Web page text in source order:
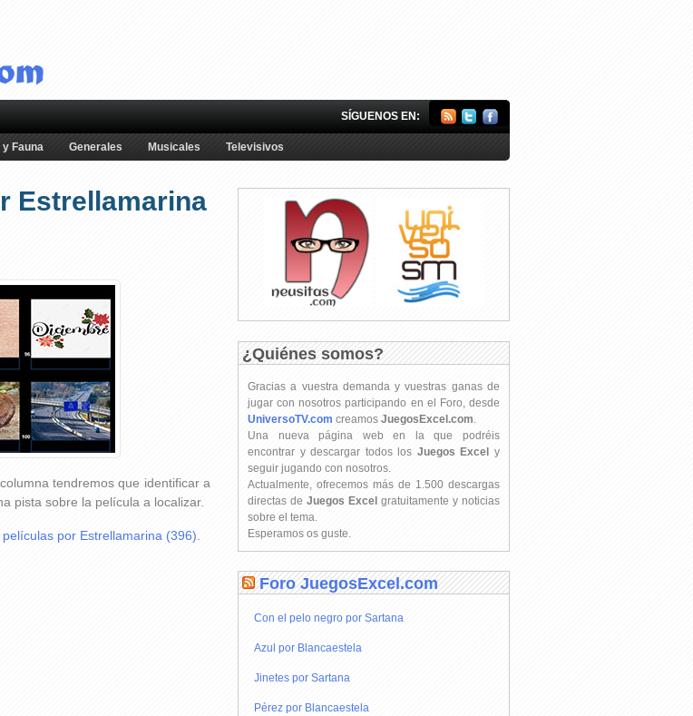
SÍGUENOS EN:
y Fauna Generales Musicales Televisivos
Estrellamarina
tendremos que identificar a
pista sobre la película a localizar.
por Estrellamarina (396).
¿Quiénes somos?
Gracias a vuestra demanda y vuestras ganas de
jugar con nosotros participando en el Foro, desde
UniversoTV.com creamos JuegosExcel.com
Una nueva página web en la que podréis
encontrar y descargar todos los Juegos Excel y
seguir jugando con nosotros.
Actualmente, ofrecemos más de 1.500 descargas
directas de Juegos Excel gratuitamente y noticias
sobre el tema.
Esperamos os guste.
Foro JuegosExcel.com
Con el pelo negro por Sartana
Azul por Blancaestela
Jinetes por Sartana
Pérez por Blancaestela